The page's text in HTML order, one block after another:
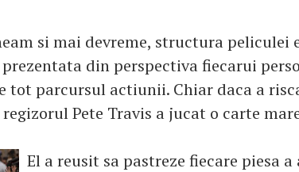
si mai devreme, structura peliculei
din perspectiva fiecarui
tot parcursul actiunii. Chiar daca a
Pete Travis a jucat o carte
El a reusit sa pastreze fiecare piesa